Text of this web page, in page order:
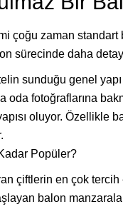
çoğu zaman
sürecinde daha
sunduğu genel
oda fotoğraflarına
oluyor. Özellikle
Popüler?
çiftlerin en çok
balon